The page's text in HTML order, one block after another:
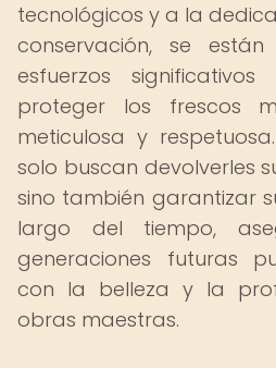
tecnológicos y a la
conservación, se
esfuerzos
proteger los frescos
meticulosa y
solo buscan devolverles
sino también garantizar
largo del tiempo,
generaciones futuras
con la belleza y la
obras maestras.